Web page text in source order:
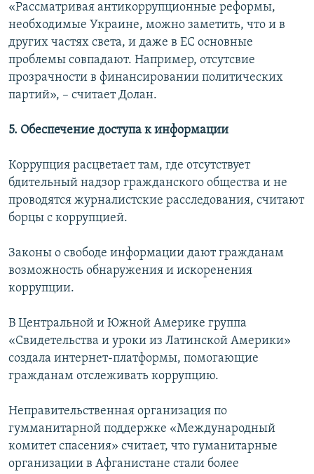
«Рассматривая антикоррупционные реформы,
необходимые Украине, можно заметить, что и в
других частях света, и даже в ЕС основные
проблемы совпадают. Например, отсутсвие
прозрачности в финансировании политических
партий», – считает Долан.
5. Обеспечение доступа к информации
Коррупция расцветает там, где отсутствует
бдительный надзор гражданского общества и не
проводятся журналистские расследования, считают
борцы с коррупцией.
Законы о свободе информации дают гражданам
возможность обнаружения и искоренения
коррупции.
В Центральной и Южной Америке группа
«Свидетельства и уроки из Латинской Америки»
создала интернет-платформы, помогающие
гражданам отслеживать коррупцию.
Неправительственная организация по
гумманитарной поддержке «Международный
комитет спасения» считает, что гуманитарные
организации в Афганистане стали более